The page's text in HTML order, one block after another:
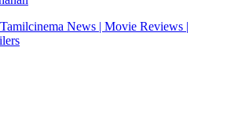
News | Movie Reviews |